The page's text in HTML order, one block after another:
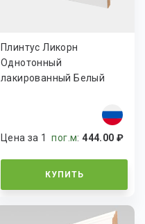
Плинтус Ликорн
Однотонный
лакированный Белый
Цена за 1пог.м:444.00 ₽
КУПИТЬ